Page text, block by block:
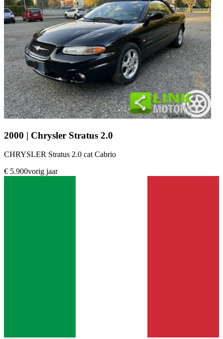
2000 | Chrysler Stratus 2.0
CHRYSLER Stratus 2.0 cat Cabrio
€ 5.900vorig jaar